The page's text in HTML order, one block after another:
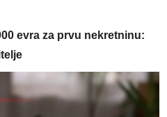
evra za prvu nekretninu: